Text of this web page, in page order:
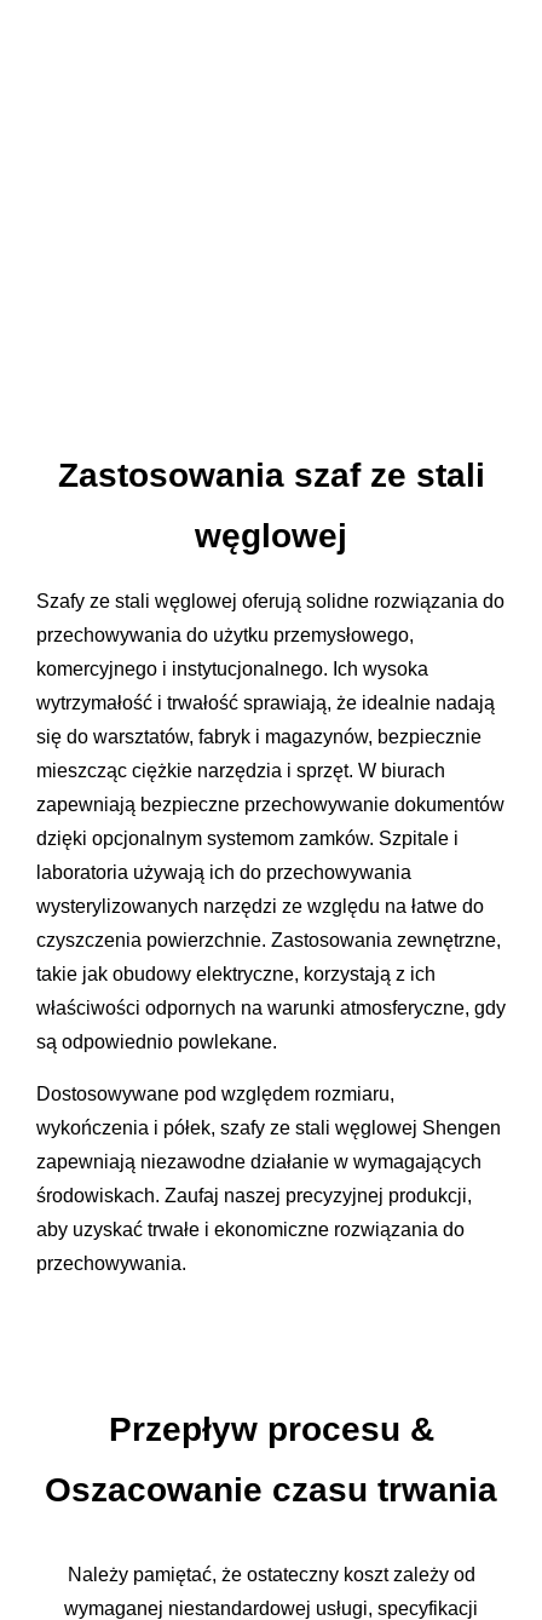
Zastosowania szaf ze stali
węglowej
Szafy ze stali węglowej oferują solidne rozwiązania do
przechowywania do użytku przemysłowego,
komercyjnego i instytucjonalnego. Ich wysoka
wytrzymałość i trwałość sprawiają, że idealnie nadają
się do warsztatów, fabryk i magazynów, bezpiecznie
mieszcząc ciężkie narzędzia i sprzęt. W biurach
zapewniają bezpieczne przechowywanie dokumentów
dzięki opcjonalnym systemom zamków. Szpitale i
laboratoria używają ich do przechowywania
wysterylizowanych narzędzi ze względu na łatwe do
czyszczenia powierzchnie. Zastosowania zewnętrzne,
takie jak obudowy elektryczne, korzystają z ich
właściwości odpornych na warunki atmosferyczne, gdy
są odpowiednio powlekane.
Dostosowywane pod względem rozmiaru,
wykończenia i półek, szafy ze stali węglowej Shengen
zapewniają niezawodne działanie w wymagających
środowiskach. Zaufaj naszej precyzyjnej produkcji,
aby uzyskać trwałe i ekonomiczne rozwiązania do
przechowywania.
Przepływ procesu &
Oszacowanie czasu trwania
Należy pamiętać, że ostateczny koszt zależy od
wymaganej niestandardowej usługi, specyfikacji